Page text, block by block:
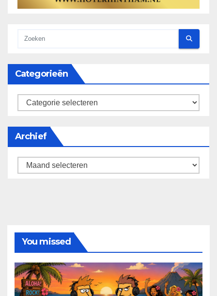
Categorieën
categorieën
Archief
Archief
You missed